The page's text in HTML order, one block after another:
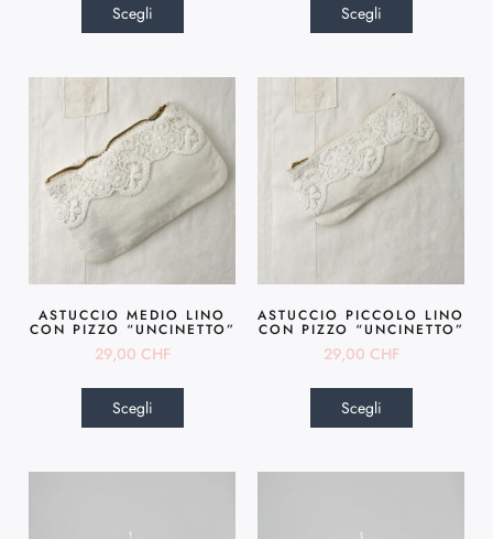
Scegli Scegli
ASTUCCIO MEDIO LINO
CON PIZZO “UNCINETTO”
29,00 CHF
Scegli
ASTUCCIO PICCOLO LINO
CON PIZZO “UNCINETTO”
29,00 CHF
Scegli